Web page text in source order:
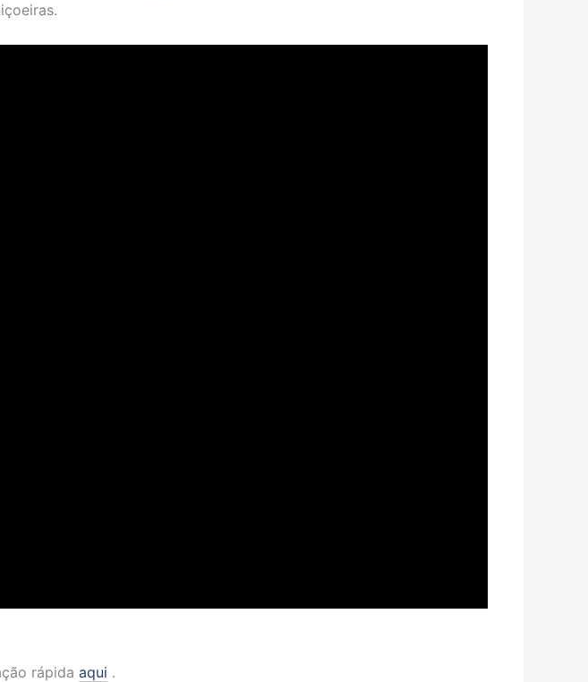
rápida aqui .